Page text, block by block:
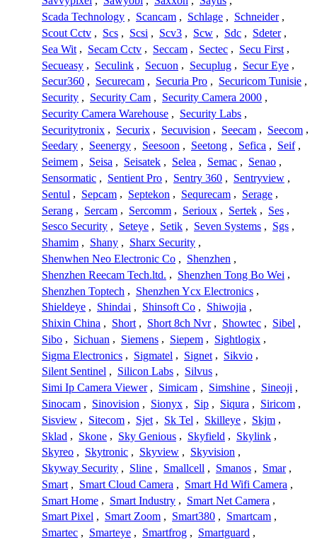
Scada Technology , Scancam , Schlage , Schneider ,
Scout Cctv , Scs , Scsi , Scv3 , Scw , Sdc , Sdeter ,
Sea Wit , Secam Cctv , Seccam , Sectec , Secu First ,
Secueasy , Seculink , Secuon , Secuplug , Secur Eye ,
Secur360 , Securecam , Securia Pro , Securicom Tunisie ,
Security , Security Cam , Security Camera 2000 ,
Security Camera Warehouse , Security Labs ,
Securitytronix , Securix , Secuvision , Seecam , Seecom ,
Seedary , Seenergy , Seesoon , Seetong , Sefica , Seif ,
Seimem , Seisa , Seisatek , Selea , Semac , Senao ,
Sensormatic , Sentient Pro , Sentry 360 , Sentryview ,
Sentul , Sepcam , Septekon , Sequrecam , Serage ,
Serang , Sercam , Sercomm , Serioux , Sertek , Ses ,
Sesco Security , Seteye , Setik , Seven Systems , Sgs ,
Shamim , Shany , Sharx Security ,
Shenwhen Neo Electronic Co , Shenzhen ,
Shenzhen Reecam Tech.ltd. , Shenzhen Tong Bo Wei ,
Shenzhen Toptech , Shenzhen Ycx Electronics ,
Shieldeye , Shindai , Shinsoft Co , Shiwojia ,
Shixin China , Short , Short 8ch Nvr , Showtec , Sibel ,
Sibo , Sichuan , Siemens , Siepem , Sightlogix ,
Sigma Electronics , Sigmatel , Signet , Sikvio ,
Silent Sentinel , Silicon Labs , Silvus ,
Simi Ip Camera Viewer , Simicam , Simshine , Sineoji ,
Sinocam , Sinovision , Sionyx , Sip , Siqura , Siricom ,
Sisview , Sitecom , Sjet , Sk Tel , Skilleye , Skjm ,
Sklad , Skone , Sky Genious , Skyfield , Skylink ,
Skyreo , Skytronic , Skyview , Skyvision ,
Skyway Security , Sline , Smallcell , Smanos , Smar ,
Smart , Smart Cloud Camera , Smart Hd Wifi Camera ,
Smart Home , Smart Industry , Smart Net Camera ,
Smart Pixel , Smart Zoom , Smart380 , Smartcam ,
Smartec , Smarteye , Smartfrog , Smartguard ,